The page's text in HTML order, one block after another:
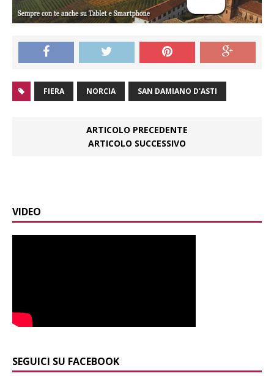
FIERA NORCIA SAN DAMIANO D'ASTI
ARTICOLO PRECEDENTE
ARTICOLO SUCCESSIVO
VIDEO
SEGUICI SU FACEBOOK